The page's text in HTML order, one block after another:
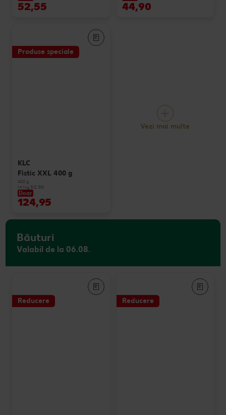
52,55 44,90
Produse speciale
KLC
Fistic XXL 400 g
400 g
(=1 kg 312.38)
Doar
124,95
Vezi mai multe
Băuturi
Valabil de la 06.08.
Reducere Reducere